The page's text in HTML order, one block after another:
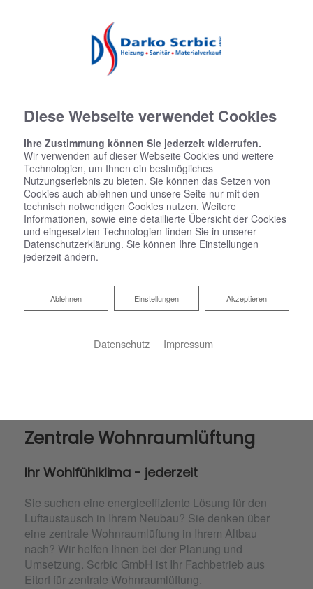
Facebook
Instagram
Zentrale Wohnraumlüftung
Ihr Wohlfühlklima - jederzeit
Sie suchen eine energieeffiziente Lösung für den
Luftaustausch in Ihrem Neubau? Sie denken über
eine zentrale Wohnraumlüftung in Ihrem Altbau
nach? Wir helfen Ihnen bei der Planung und
Umsetzung. Scrbic GmbH ist Ihr Fachbetrieb aus
Eitorf für zentrale Wohnraumlüftung.
Diese Webseite verwendet Cookies
Ihre Zustimmung können Sie jederzeit widerrufen.
Wir verwenden auf dieser Webseite Cookies und weitere
Technologien, um Ihnen ein bestmögliches
Nutzungserlebnis zu bieten. Sie können das Setzen von
Cookies auch ablehnen und unsere Seite nur mit den
technisch notwendigen Cookies nutzen. Weitere
Informationen, sowie eine detaillierte Übersicht der Cookies
und eingesetzten Technologien finden Sie in unserer
Datenschutzerklärung. Sie können Ihre Einstellungen
jederzeit ändern.
Akzeptieren
Einstellungen
Ablehnen
Ablehnen
Datenschutz Impressum